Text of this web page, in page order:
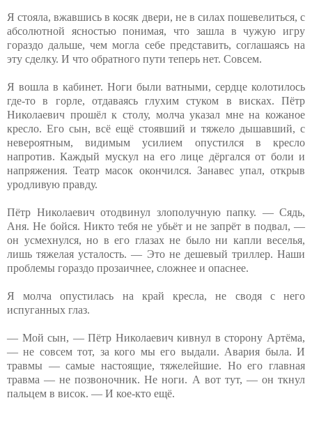
Я стояла, вжавшись в косяк двери, не в силах пошевелиться, с
абсолютной ясностью понимая, что зашла в чужую игру
гораздо дальше, чем могла себе представить, соглашаясь на
эту сделку. И что обратного пути теперь нет. Совсем.
Я вошла в кабинет. Ноги были ватными, сердце колотилось
где-то в горле, отдаваясь глухим стуком в висках. Пётр
Николаевич прошёл к столу, молча указал мне на кожаное
кресло. Его сын, всё ещё стоявший и тяжело дышавший, с
невероятным, видимым усилием опустился в кресло
напротив. Каждый мускул на его лице дёргался от боли и
напряжения. Театр масок окончился. Занавес упал, открыв
уродливую правду.
Пётр Николаевич отодвинул злополучную папку. — Сядь,
Аня. Не бойся. Никто тебя не убьёт и не запрёт в подвал, —
он усмехнулся, но в его глазах не было ни капли веселья,
лишь тяжелая усталость. — Это не дешевый триллер. Наши
проблемы гораздо прозаичнее, сложнее и опаснее.
Я молча опустилась на край кресла, не сводя с него
испуганных глаз.
— Мой сын, — Пётр Николаевич кивнул в сторону Артёма,
— не совсем тот, за кого мы его выдали. Авария была. И
травмы — самые настоящие, тяжелейшие. Но его главная
травма — не позвоночник. Не ноги. А вот тут, — он ткнул
пальцем в висок. — И кое-кто ещё.